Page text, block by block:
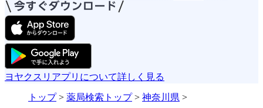
ヨヤクスリアプリについて詳しく見る
トップ> 薬局検索トップ> 神奈川県 >